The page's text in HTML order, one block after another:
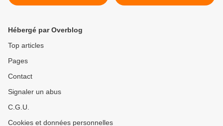
Hébergé par Overblog
Top articles
Pages
Contact
Signaler un abus
C.G.U.
Cookies et données personnelles